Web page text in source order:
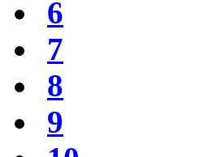
6
7
8
9